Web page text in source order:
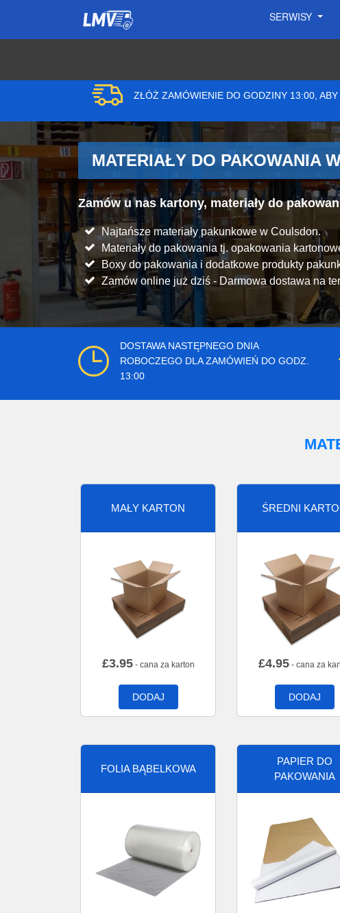
SERWISY
ZŁÓŻ ZAMÓWIENIE DO GODZINY 13:00,
MATERIAŁY DO PAKOWANIA
Zamów u nas kartony, materiały do
Najtańsze materiały pakunkowe w Coulsdon.
Materiały do pakowania tj. opakowania
Boxy do pakowania i dodatkowe produkty
Zamów online już dziś - Darmowa dostawa na
DOSTAWA NASTĘPNEGO DNIA
ROBOCZEGO DLA ZAMÓWIEŃ DO GODZ.
13:00
MAŁY KARTON
£3.95- cana za karton
DODAJ
ŚREDNI
£4.95- cana za
DODAJ
FOLIA BĄBELKOWA
PAPIER DO
PAKOWANIA